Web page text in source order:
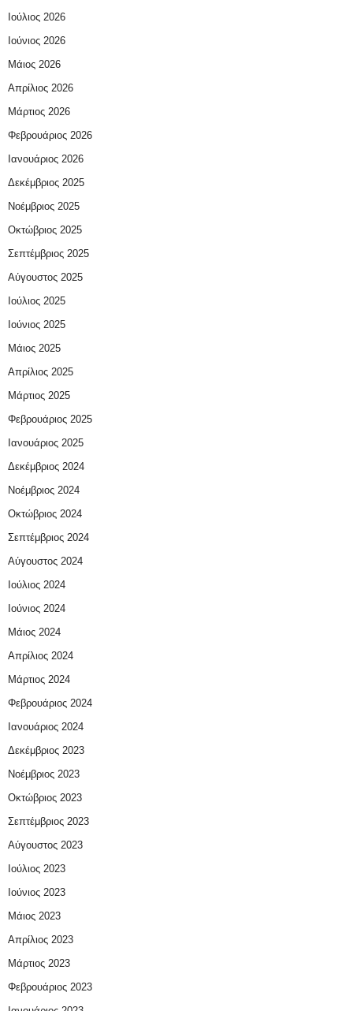
Ιούλιος 2026
Ιούνιος 2026
Μάιος 2026
Απρίλιος 2026
Μάρτιος 2026
Φεβρουάριος 2026
Ιανουάριος 2026
Δεκέμβριος 2025
Νοέμβριος 2025
Οκτώβριος 2025
Σεπτέμβριος 2025
Αύγουστος 2025
Ιούλιος 2025
Ιούνιος 2025
Μάιος 2025
Απρίλιος 2025
Μάρτιος 2025
Φεβρουάριος 2025
Ιανουάριος 2025
Δεκέμβριος 2024
Νοέμβριος 2024
Οκτώβριος 2024
Σεπτέμβριος 2024
Αύγουστος 2024
Ιούλιος 2024
Ιούνιος 2024
Μάιος 2024
Απρίλιος 2024
Μάρτιος 2024
Φεβρουάριος 2024
Ιανουάριος 2024
Δεκέμβριος 2023
Νοέμβριος 2023
Οκτώβριος 2023
Σεπτέμβριος 2023
Αύγουστος 2023
Ιούλιος 2023
Ιούνιος 2023
Μάιος 2023
Απρίλιος 2023
Μάρτιος 2023
Φεβρουάριος 2023